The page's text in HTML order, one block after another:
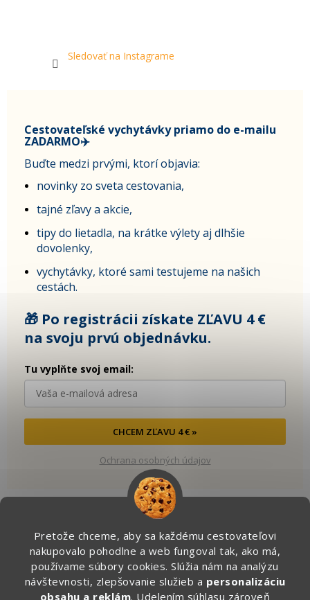
Pretože chceme, aby sa každému cestovateľovi
nakupovalo pohodlne a web fungoval tak, ako má,
používame súbory cookies. Slúžia nám na analýzu
návštevnosti, zlepšovanie služieb a personalizáciu
obsahu a reklám. Udelením súhlasu zároveň
Sledovať na Instagrame
Cestovateľské vychytávky priamo do e-mailu
ZADARMO✈️
Buďte medzi prvými, ktorí objavia:
novinky zo sveta cestovania,
tajné zľavy a akcie,
tipy do lietadla, na krátke výlety aj dlhšie
dovolenky,
vychytávky, ktoré sami testujeme na našich
cestách.
🎁 Po registrácii získate ZĽAVU 4 €
na svoju prvú objednávku.
Tu vyplňte svoj email:
CHCEM ZĽAVU 4 € »
Ochrana osobných údajov
Kontakt
info@zapakuj.sk